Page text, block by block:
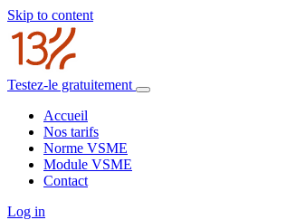
Skip to content
Testez-le gratuitement
Accueil
Nos tarifs
Norme VSME
Module VSME
Contact
Log in